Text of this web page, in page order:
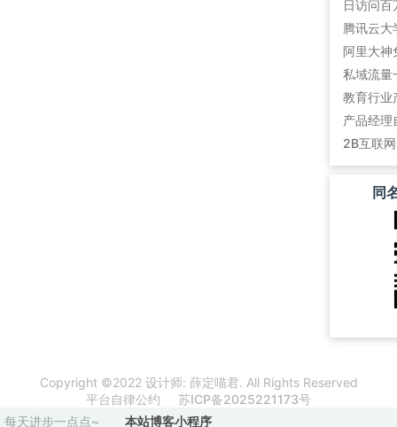
阿里大神
私域流量
教育行业
产品经理
2B互联
同
Copyright ©2022 设计师: 薛定喵君. All Rights Reserved
平台自律公约
苏ICP备2025221173号
苏公网安备32021102000256号
每天进步一点点~ 本站博客小程序